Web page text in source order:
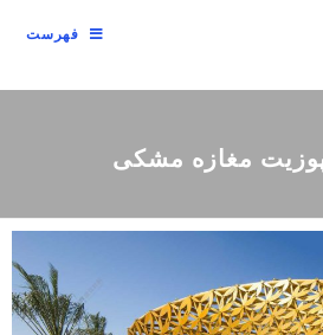
فهرست
مغازه مشکی